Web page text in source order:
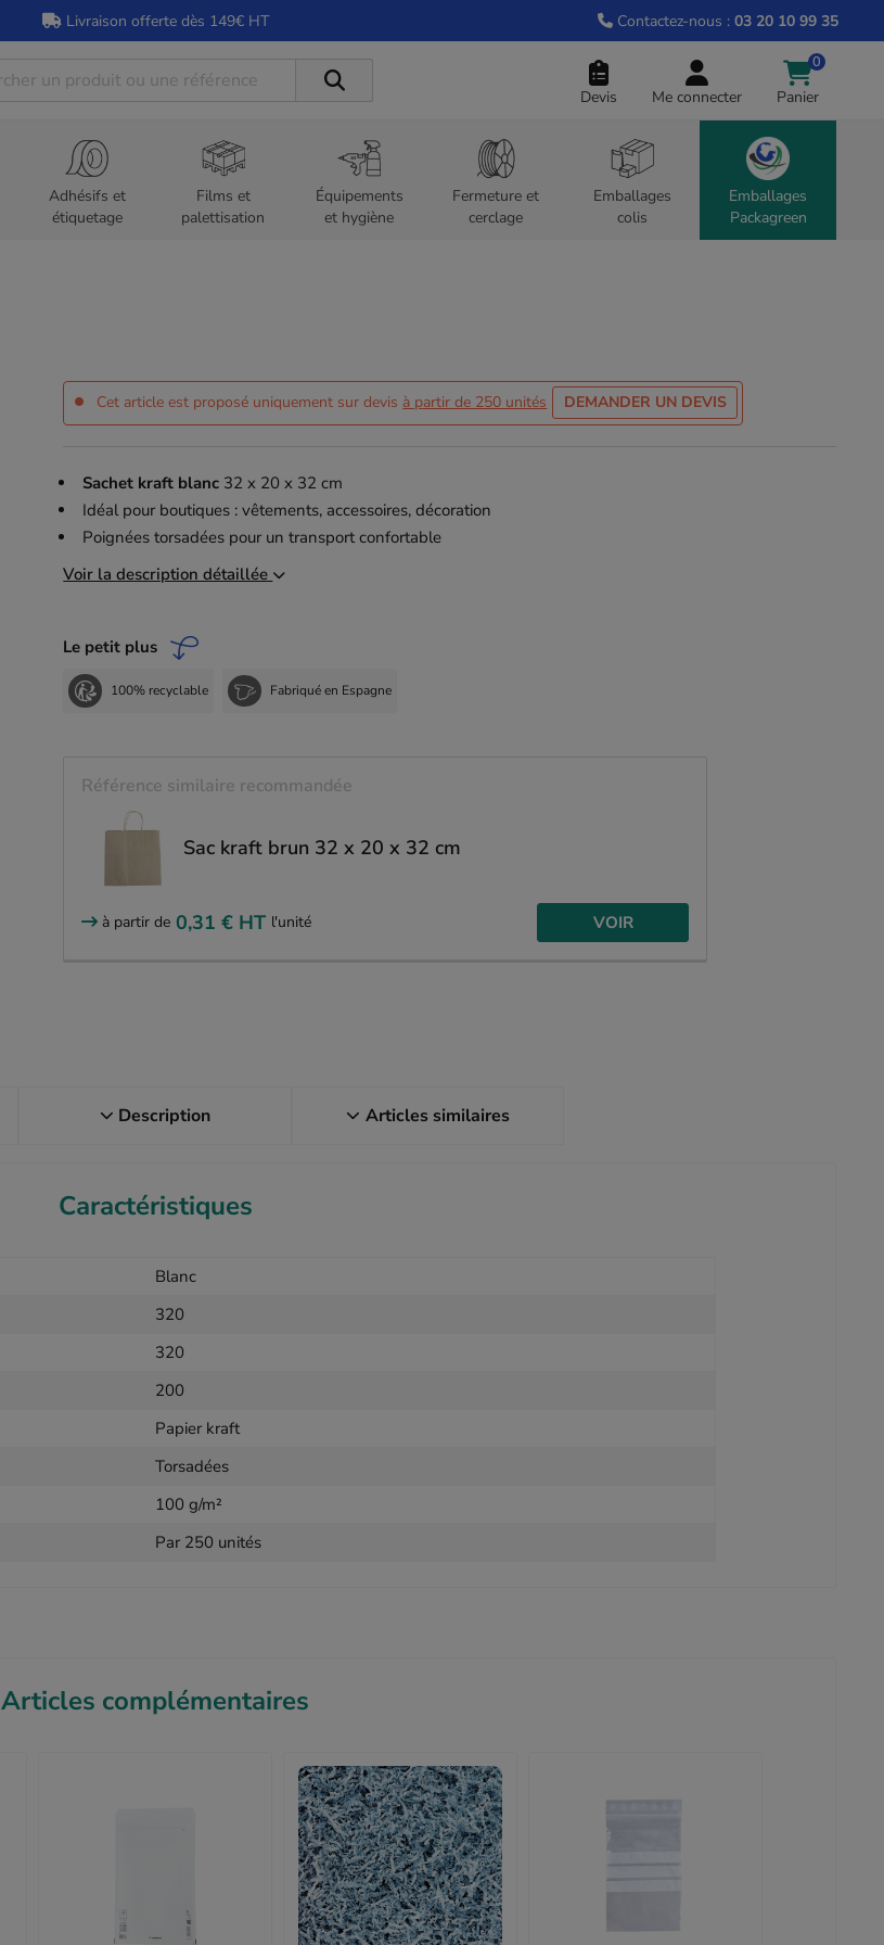
Livraison offerte dès 149€ HT Contactez-nous : 03 20 10 99 35
Devis Me connecter Panier
0
Adhésifs et
étiquetage
Films et
palettisation
Équipements
et hygiène
Fermeture et
cerclage
Emballages
colis
Emballages
Packagreen
Cet article est proposé uniquement sur devis à partir de 250 unités DEMANDER UN DEVIS
Sachet kraft blanc32 x 20 x 32 cm
Idéal pour boutiques : vêtements, accessoires, décoration
Poignées torsadées pour un transport confortable
Voir la description détaillée
Le petit plus
100% recyclable Fabriqué en Espagne
Référence similaire recommandée
Sac kraft brun 32 x 20 x 32 cm
à partir de 0,31 € HT l'unité VOIR
Description Articles similaires
Caractéristiques
Blanc
320
320
200
Papier kraft
Torsadées
100 g/m²
Par 250 unités
Articles complémentaires